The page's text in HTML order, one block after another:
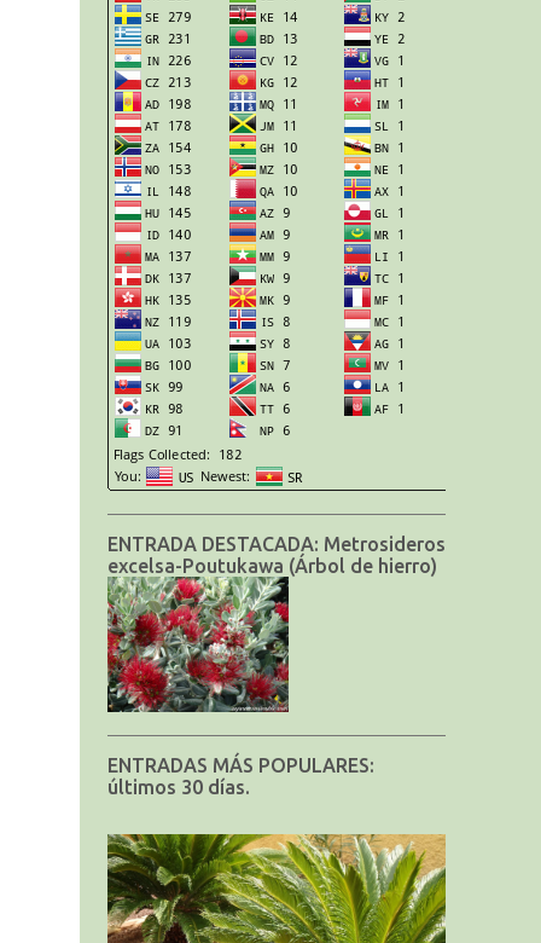
ENTRADA DESTACADA: Metrosideros
excelsa-Poutukawa (Árbol de hierro)
ENTRADAS MÁS POPULARES:
últimos 30 días.